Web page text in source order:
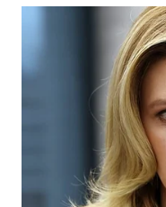
WAHANA